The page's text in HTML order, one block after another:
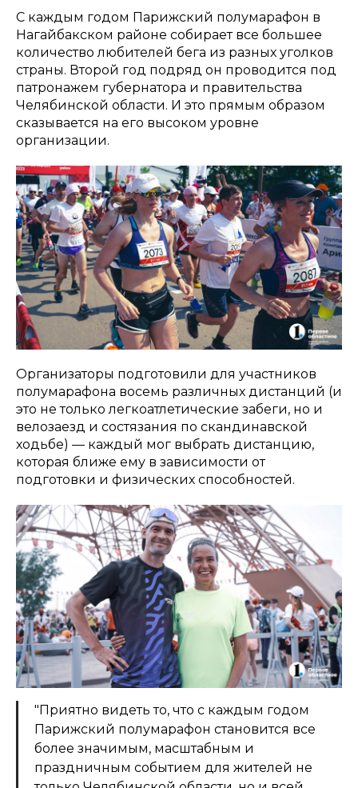
С каждым годом Парижский полумарафон в
Нагайбакском районе собирает все большее
количество любителей бега из разных уголков
страны. Второй год подряд он проводится под
патронажем губернатора и правительства
Челябинской области. И это прямым образом
сказывается на его высоком уровне
организации.
Организаторы подготовили для участников
полумарафона восемь различных дистанций (и
это не только легкоатлетические забеги, но и
велозаезд и состязания по скандинавской
ходьбе) — каждый мог выбрать дистанцию,
которая ближе ему в зависимости от
подготовки и физических способностей.
"Приятно видеть то, что с каждым годом
Парижский полумарафон становится все
более значимым, масштабным и
праздничным событием для жителей не